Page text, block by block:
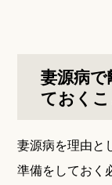
妻源病
ておくこ
妻源病を理由と
準備をしておく